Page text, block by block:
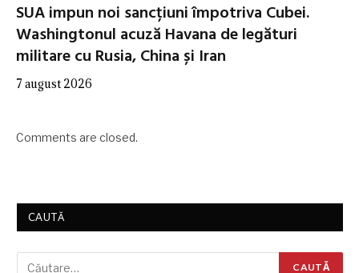
SUA impun noi sancțiuni împotriva Cubei.
Washingtonul acuză Havana de legături
militare cu Rusia, China și Iran
7 august 2026
Comments are closed.
CAUTĂ